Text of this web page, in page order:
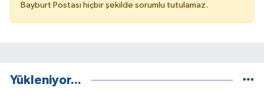
Bayburt Postası hiçbir şekilde sorumlu tutulamaz.
Yükleniyor...